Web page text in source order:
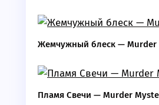
Жемчужный блеск — Murder
Пламя Свечи — Murder